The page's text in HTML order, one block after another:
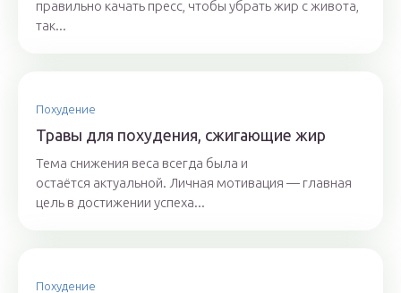
правильно качать пресс, чтобы убрать жир с живота,
так...
Похудение
Травы для похудения, сжигающие жир
Тема снижения веса всегда была и
остаётся актуальной. Личная мотивация — главная
цель в достижении успеха...
Похудение